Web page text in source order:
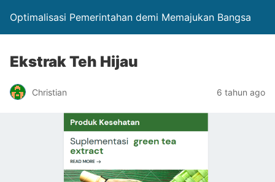
Optimalisasi Pemerintahan demi Memajukan Bangsa
Ekstrak Teh Hijau
Christian 6 tahun ago